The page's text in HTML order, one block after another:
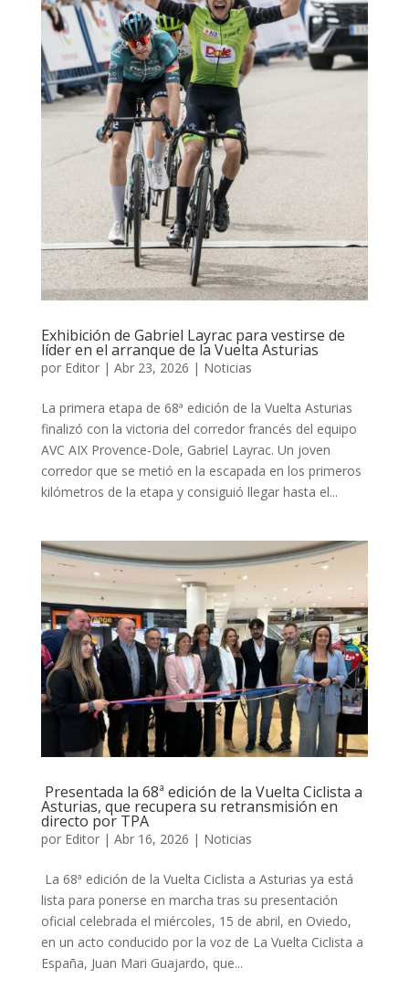
Exhibición de Gabriel Layrac para vestirse de
líder en el arranque de la Vuelta Asturias
por Editor| Abr 23, 2026 | Noticias
La primera etapa de 68ª edición de la Vuelta Asturias
finalizó con la victoria del corredor francés del equipo
AVC AIX Provence-Dole, Gabriel Layrac. Un joven
corredor que se metió en la escapada en los primeros
kilómetros de la etapa y consiguió llegar hasta el...
Presentada la 68ª edición de la Vuelta Ciclista a
Asturias, que recupera su retransmisión en
directo por TPA
por Editor| Abr 16, 2026 | Noticias
La 68ª edición de la Vuelta Ciclista a Asturias ya está
lista para ponerse en marcha tras su presentación
oficial celebrada el miércoles, 15 de abril, en Oviedo,
en un acto conducido por la voz de La Vuelta Ciclista a
España, Juan Mari Guajardo, que...